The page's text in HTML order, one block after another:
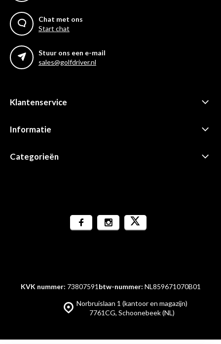
Chat met ons
Start chat
Stuur ons een e-mail
sales@golfdriver.nl
Klantenservice
Informatie
Categorieën
Norbruislaan 1 (kantoor en magazijn)
7761CG, Schoonebeek (NL)
KVK nummer: 73807591 btw-nummer: NL859671070B01